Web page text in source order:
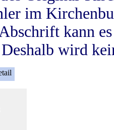
im
kann
wird